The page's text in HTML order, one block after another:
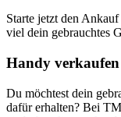
Starte jetzt den
viel dein gebrauchtes
Handy verkaufen
Du möchtest dein
dafür erhalten? Bei